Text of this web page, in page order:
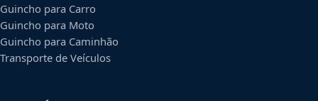
Guincho para Carro
Guincho para Moto
Guincho para Caminhão
Transporte de Veículos